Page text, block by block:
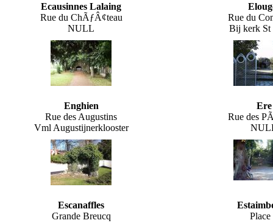
Ecausinnes Lalaing
Rue du ChÃƒÂ¢teau
NULL
Rue du
Bij kerk St
Enghien
Rue des Augustins
Vml Augustijnerklooster
Ere
Rue des
Escanaffles
Grande Breucq
Place